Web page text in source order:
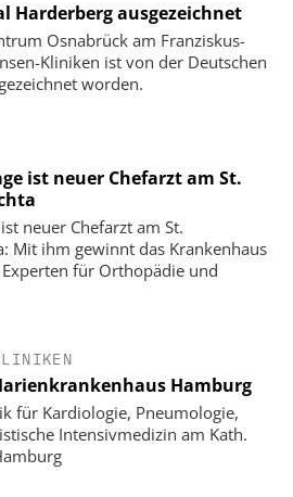
Harderberg ausgezeichnet
Osnabrück am Franziskus-
Kliniken ist von der Deutschen
worden.
ist neuer Chefarzt am St.
neuer Chefarzt am St.
Mit ihm gewinnt das Krankenhaus
für Orthopädie und
Hamburg
für Kardiologie, Pneumologie,
Intensivmedizin am Kath.